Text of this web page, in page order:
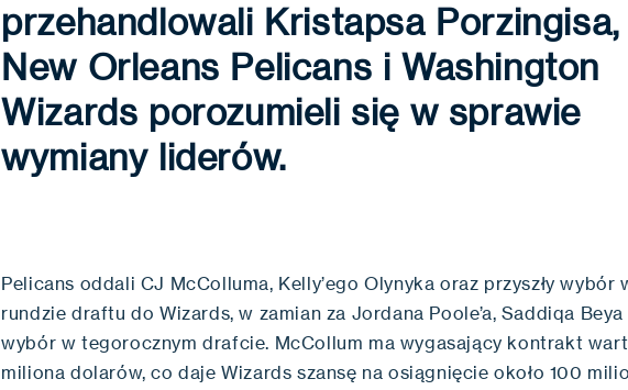
przehandlowali Kristapsa Porzingisa,
New Orleans Pelicans i Washington
Wizards porozumieli się w sprawie
wymiany liderów.
Pelicans oddali CJ McColluma, Kelly’ego Olynyka oraz przyszły wybór
rundzie draftu do Wizards, w zamian za Jordana Poole’a, Saddiqa
wybór w tegorocznym drafcie. McCollum ma wygasający kontrakt
miliona dolarów, co daje Wizards szansę na osiągnięcie około 100